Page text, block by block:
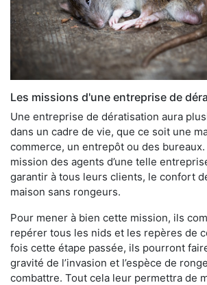
Les missions d'une entreprise de
Une entreprise de dératisation aura
dans un cadre de vie, que ce soit une
commerce, un entrepôt ou des
mission des agents d’une telle
garantir à tous leurs clients, le confort
maison sans rongeurs.
Pour mener à bien cette mission, ils
repérer tous les nids et les repères de
fois cette étape passée, ils pourront
gravité de l’invasion et l’espèce de
combattre. Tout cela leur permettra de